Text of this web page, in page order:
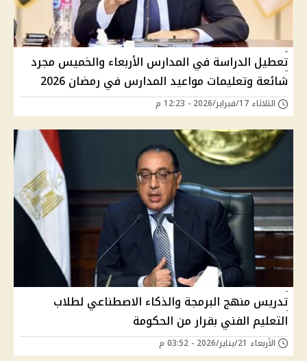
تعطيل الدراسة في المدارس الأربعاء والخميس مجرد
شائعة وتعليمات مواعيد المدارس في رمضان 2026
الثلاثاء 17/فبراير/2026 - 12:23 م
تدريس منهج البرمجة والذكاء الاصطناعي لطلاب
التعليم الفني بقرار من الحكومة
الأربعاء 21/يناير/2026 - 03:52 م